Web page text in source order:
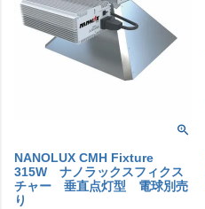
NANOLUX CMH Fixture
315W ナノラックスフィクス
チャー 垂直点灯型 電球別売
り